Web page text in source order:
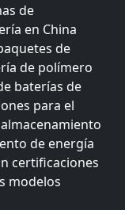
de
en China
de
de polímero
baterías de
para el
de energía
certificaciones
modelos